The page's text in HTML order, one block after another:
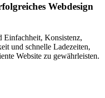
Webdesign
Einfachheit, Konsistenz,
und schnelle Ladezeiten,
Website zu gewährleisten.